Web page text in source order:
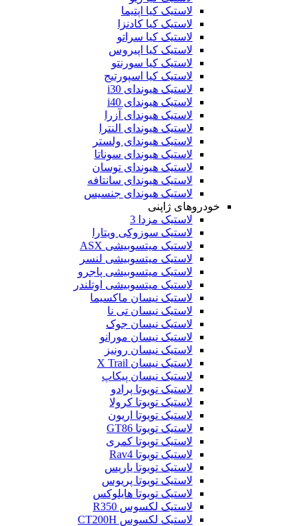
لاستیک کیا اپتیما
لاستیک کیا کادنزا
لاستیک کیا سراتو
لاستیک کیا اپیروس
لاستیک کیا سورنتو
لاستیک کیا اسپورتیج
لاستیک هیوندای i30
لاستیک هیوندای i40
لاستیک هیوندای آزرا
لاستیک هیوندای النترا
لاستیک هیوندای ولستر
لاستیک هیوندای سوناتا
لاستیک هیوندای توسان
لاستیک هیوندای سانتافه
لاستیک هیوندای جنسیس
خودروهای ژاپنی
لاستیک مزدا 3
لاستیک سوزوکی ویتارا
لاستیک میتسوبیشی ASX
لاستیک میتسوبیشی لنسر
لاستیک میتسوبیشی پاجرو
لاستیک میتسوبیشی اوتلندر
لاستیک نیسان ماکسیما
لاستیک نیسان تی نا
لاستیک نیسان جوک
لاستیک نیسان مورانو
لاستیک نیسان رونیز
لاستیک نیسان X Trail
لاستیک نیسان پیکاپ
لاستیک تویوتا پرادو
لاستیک تویوتا کرولا
لاستیک تویوتا اریون
لاستیک تویوتا GT86
لاستیک تویوتا کمری
لاستیک تویوتا Rav4
لاستیک تویوتا یاریس
لاستیک تویوتا پریوس
لاستیک تویوتا هایلوکس
لاستیک لکسوس R350
لاستیک لکسوس CT200H